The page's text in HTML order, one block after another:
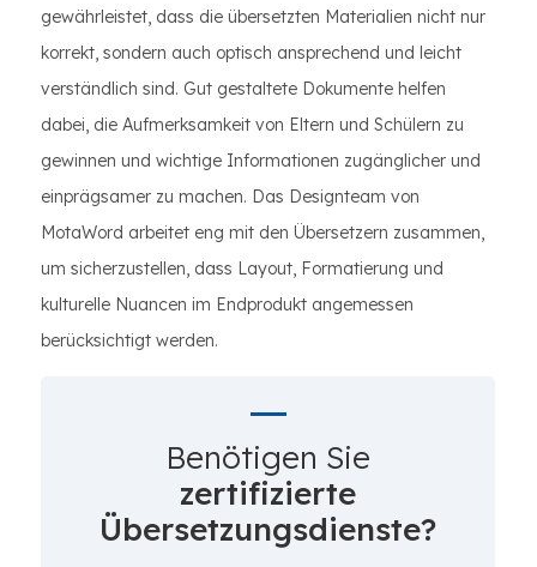
gewährleistet, dass die übersetzten Materialien nicht nur
korrekt, sondern auch optisch ansprechend und leicht
verständlich sind. Gut gestaltete Dokumente helfen
dabei, die Aufmerksamkeit von Eltern und Schülern zu
gewinnen und wichtige Informationen zugänglicher und
einprägsamer zu machen. Das Designteam von
MotaWord arbeitet eng mit den Übersetzern zusammen,
um sicherzustellen, dass Layout, Formatierung und
kulturelle Nuancen im Endprodukt angemessen
berücksichtigt werden.
Benötigen Sie
zertifizierte
Übersetzungsdienste?